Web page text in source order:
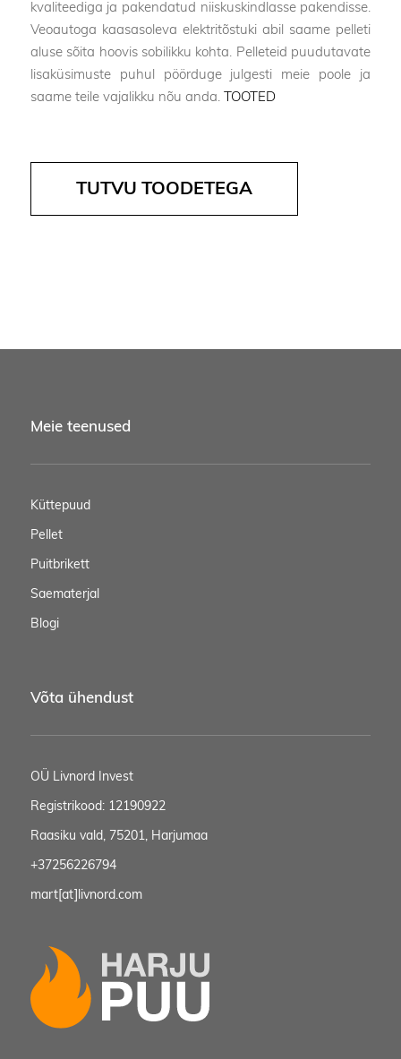
kvaliteediga ja pakendatud niiskuskindlasse pakendisse.
Veoautoga kaasasoleva elektritõstuki abil saame pelleti
aluse sõita hoovis sobilikku kohta. Pelleteid puudutavate
lisaküsimuste puhul pöörduge julgesti meie poole ja
saame teile vajalikku nõu anda.TOOTED
TUTVU TOODETEGA
Meie teenused
Küttepuud
Pellet
Puitbrikett
Saematerjal
Blogi
Võta ühendust
OÜ Livnord Invest
Registrikood: 12190922
Raasiku vald, 75201, Harjumaa
+37256226794
mart[at]livnord.com